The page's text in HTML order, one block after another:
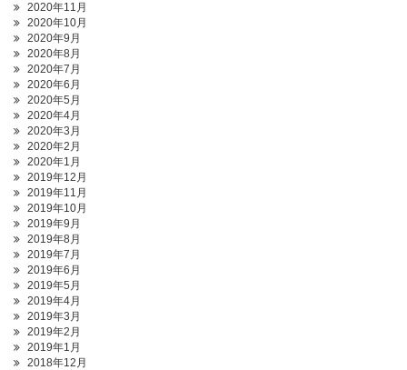
2020年11月
2020年10月
2020年9月
2020年8月
2020年7月
2020年6月
2020年5月
2020年4月
2020年3月
2020年2月
2020年1月
2019年12月
2019年11月
2019年10月
2019年9月
2019年8月
2019年7月
2019年6月
2019年5月
2019年4月
2019年3月
2019年2月
2019年1月
2018年12月